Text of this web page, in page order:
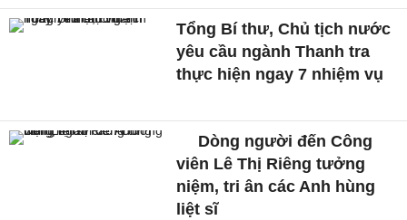
Tổng Bí thư, Chủ tịch nước
yêu cầu ngành Thanh tra
thực hiện ngay 7 nhiệm vụ
Dòng người đến Công
viên Lê Thị Riêng tưởng
niệm, tri ân các Anh hùng
liệt sĩ